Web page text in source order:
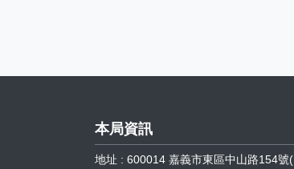
本局資訊
地址 : 600014 嘉義市東區中山路154號(